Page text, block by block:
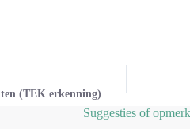
(TEK erkenning)
Suggesties of